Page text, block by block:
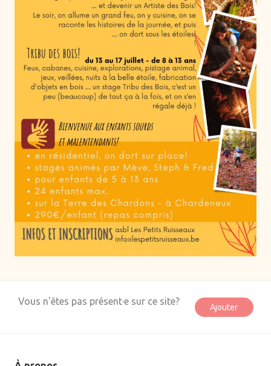
Professionnels
Quêtes de feu
Quêtes de vision
Rites de passage
Séjours
Système nerveux
Tantra
À propos
Newsletter
Vous n'êtes pas présent·e sur ce site?
Ajouter